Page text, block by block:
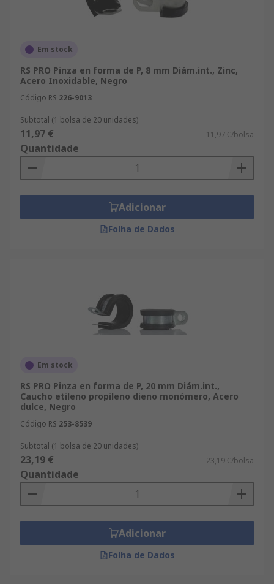
Em stock
RS PRO Pinza en forma de P, 8 mm Diám.int., Zinc,
Acero Inoxidable, Negro
Código RS 226-9013
Subtotal (1 bolsa de 20 unidades)
11,97 € 11,97 €/bolsa
Quantidade
Adicionar
Folha de Dados
Em stock
RS PRO Pinza en forma de P, 20 mm Diám.int.,
Caucho etileno propileno dieno monómero, Acero
dulce, Negro
Código RS 253-8539
Subtotal (1 bolsa de 20 unidades)
23,19 € 23,19 €/bolsa
Quantidade
Adicionar
Folha de Dados